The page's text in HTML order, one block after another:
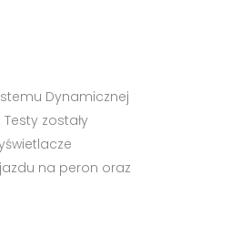
Dynamicznej
zostały
na peron oraz